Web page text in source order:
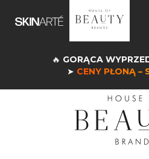
🔥 GORĄCA
➤ CENY PŁONĄ –